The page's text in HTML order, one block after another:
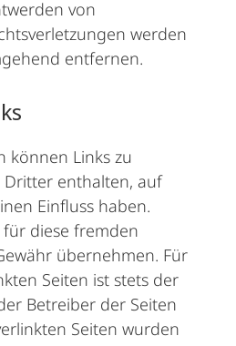
von
werden
entfernen.
können Links zu
enthalten, auf
Einfluss haben.
diese fremden
übernehmen. Für
Seiten ist stets der
Betreiber der Seiten
Seiten wurden